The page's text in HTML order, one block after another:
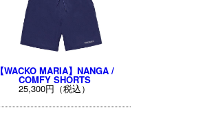
【WACKO MARIA】NANGA /
COMFY SHORTS
25,300円（税込）